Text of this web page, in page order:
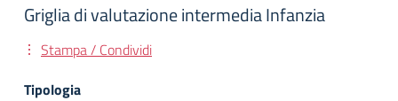
Griglia di valutazione intermedia Infanzia
Stampa / Condividi
Tipologia